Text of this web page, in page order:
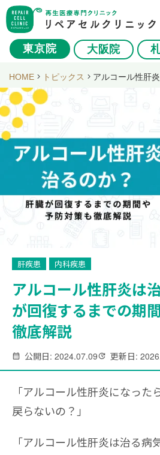
東京院 大阪院
HOME トピックス アルコール性肝
肝疾患 内科疾患
アルコール性肝炎は
が回復するまでの期
徹底解説
公開日: 2024.07.09 更新日:
「アルコール性肝炎になった
戻らないの？」
「アルコール性肝炎は治る病